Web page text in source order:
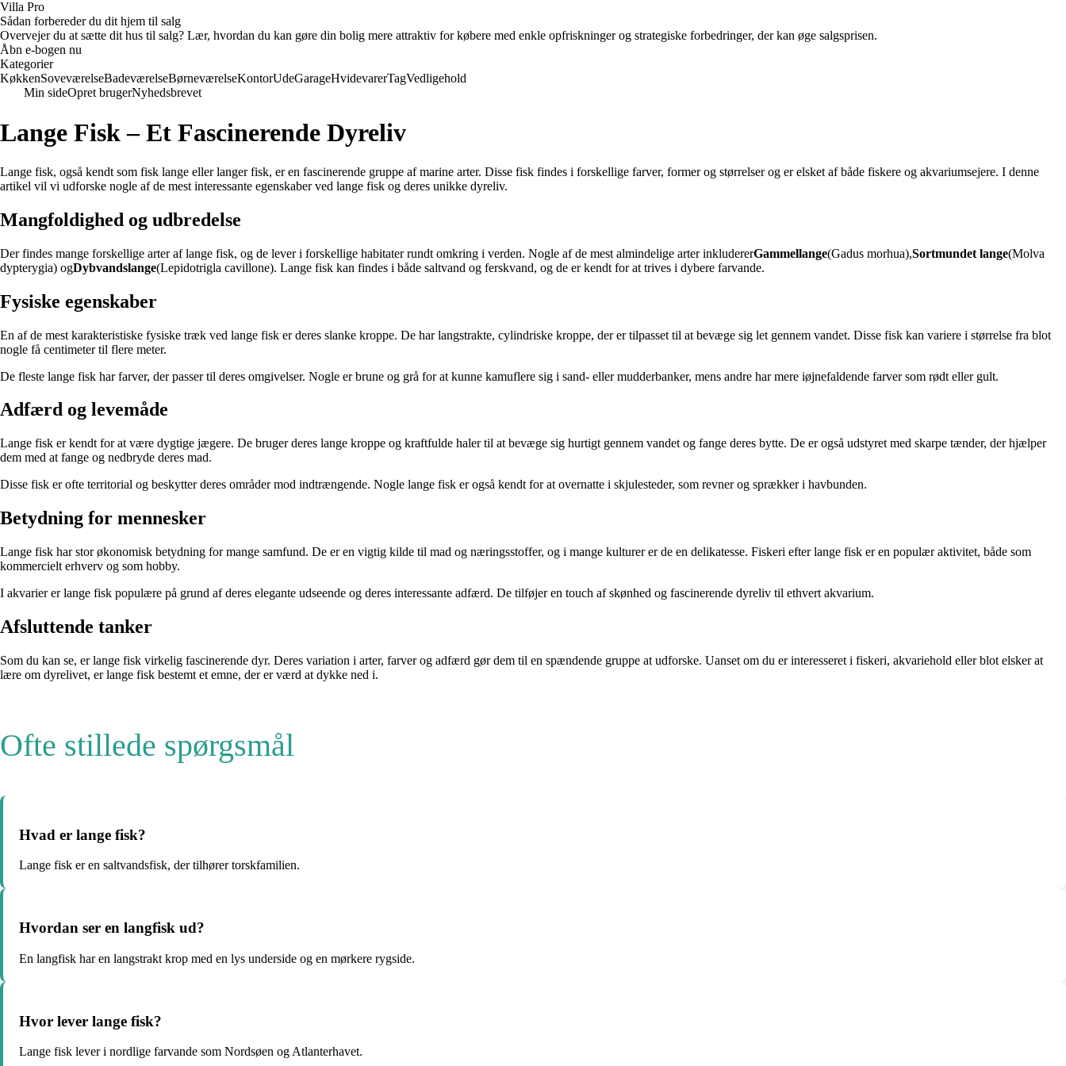
Villa Pro
Sådan forbereder du dit hjem til salg
Overvejer du at sætte dit hus til salg? Lær, hvordan du kan gøre din bolig mere attraktiv for købere med enkle opfriskninger og strategiske forbedringer, der kan øge salgsprisen.
Åbn e-bogen nu
Kategorier
KøkkenSoveværelseBadeværelseBørneværelseKontorUdeGarageHvidevarerTagVedligehold
Min sideOpret brugerNyhedsbrevet
Lange Fisk – Et Fascinerende Dyreliv
Lange fisk, også kendt som fisk lange eller langer fisk, er en fascinerende gruppe af marine arter. Disse fisk findes i forskellige farver, former og størrelser og er elsket af både fiskere og akvariumsejere. I denne
artikel vil vi udforske nogle af de mest interessante egenskaber ved lange fisk og deres unikke dyreliv.
Mangfoldighed og udbredelse
Der findes mange forskellige arter af lange fisk, og de lever i forskellige habitater rundt omkring i verden. Nogle af de mest almindelige arter inkludererGammellange(Gadus morhua),Sortmundet lange(Molva
dypterygia) ogDybvandslange(Lepidotrigla cavillone). Lange fisk kan findes i både saltvand og ferskvand, og de er kendt for at trives i dybere farvande.
Fysiske egenskaber
En af de mest karakteristiske fysiske træk ved lange fisk er deres slanke kroppe. De har langstrakte, cylindriske kroppe, der er tilpasset til at bevæge sig let gennem vandet. Disse fisk kan variere i størrelse fra blot
nogle få centimeter til flere meter.
De fleste lange fisk har farver, der passer til deres omgivelser. Nogle er brune og grå for at kunne kamuflere sig i sand- eller mudderbanker, mens andre har mere iøjnefaldende farver som rødt eller gult.
Adfærd og levemåde
Lange fisk er kendt for at være dygtige jægere. De bruger deres lange kroppe og kraftfulde haler til at bevæge sig hurtigt gennem vandet og fange deres bytte. De er også udstyret med skarpe tænder, der hjælper
dem med at fange og nedbryde deres mad.
Disse fisk er ofte territorial og beskytter deres områder mod indtrængende. Nogle lange fisk er også kendt for at overnatte i skjulesteder, som revner og sprækker i havbunden.
Betydning for mennesker
Lange fisk har stor økonomisk betydning for mange samfund. De er en vigtig kilde til mad og næringsstoffer, og i mange kulturer er de en delikatesse. Fiskeri efter lange fisk er en populær aktivitet, både som
kommercielt erhverv og som hobby.
I akvarier er lange fisk populære på grund af deres elegante udseende og deres interessante adfærd. De tilføjer en touch af skønhed og fascinerende dyreliv til ethvert akvarium.
Afsluttende tanker
Som du kan se, er lange fisk virkelig fascinerende dyr. Deres variation i arter, farver og adfærd gør dem til en spændende gruppe at udforske. Uanset om du er interesseret i fiskeri, akvariehold eller blot elsker at
lære om dyrelivet, er lange fisk bestemt et emne, der er værd at dykke ned i.
Ofte stillede spørgsmål
Hvad er lange fisk?
Lange fisk er en saltvandsfisk, der tilhører torskfamilien.
Hvordan ser en langfisk ud?
En langfisk har en langstrakt krop med en lys underside og en mørkere rygside.
Hvor lever lange fisk?
Lange fisk lever i nordlige farvande som Nordsøen og Atlanterhavet.